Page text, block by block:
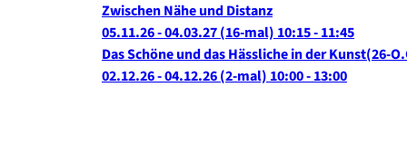
Zwischen Nähe und Distanz
05.11.26 - 04.03.27(16-mal) 10:15- 11:45
Das Schöne und das Hässliche in der Kunst 26-
02.12.26 - 04.12.26(2-mal) 10:00- 13:00